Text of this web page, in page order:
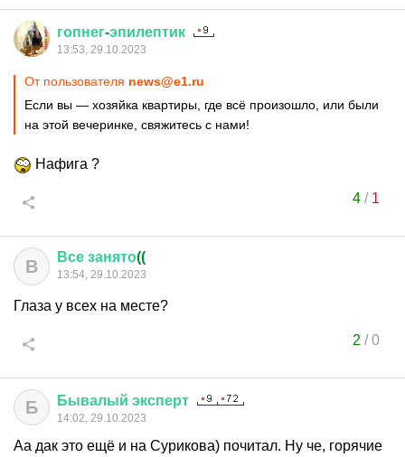
гопнег-эпилептик
13:53, 29.10.2023
От пользователя news@e1.ru
Если вы — хозяйка квартиры, где всё произошло, или были
на этой вечеринке, свяжитесь с нами!
Нафига ?
4/ 1
В Все занято((
13:54, 29.10.2023
Глаза у всех на месте?
2 /0
Б Бывалый эксперт
14:02, 29.10.2023
Аа дак это ещё и на Сурикова) почитал. Ну че, горячие